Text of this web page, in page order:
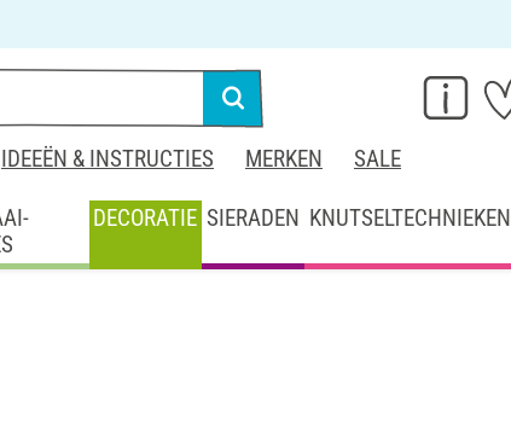
IDEEËN & INSTRUCTIES MERKEN SALE
DECORATIE SIERADEN KNUTSELTECHNIEKEN